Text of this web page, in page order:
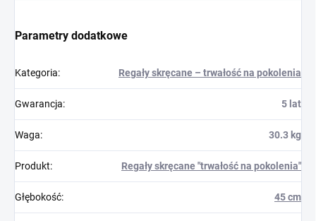
Parametry dodatkowe
Kategoria: Regały skręcane – trwałość na pokolenia
Gwarancja: 5 lat
Waga: 30.3 kg
Produkt: Regały skręcane "trwałość na pokolenia"
Głębokość: 45 cm